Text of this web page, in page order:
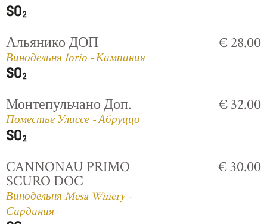
Альянико ДОП
Винодельня Iorio - Кампания
€ 28.00
Монтепульчано Доп.
Поместье Улиссе - Абруццо
€ 32.00
CANNONAU PRIMO
SCURO DOC
Винодельня Mesa Winery -
Сардиния
€ 30.00